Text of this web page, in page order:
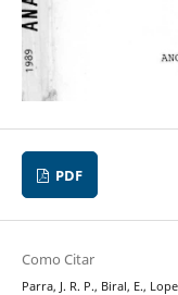
PDF
Como Citar
Parra, J. R. P., Biral, E.,